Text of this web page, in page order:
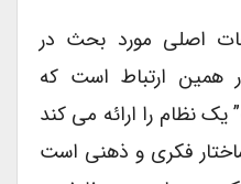
اصلی مورد بحث در
ارتباط است که
نظام را ارائه می کند
فکری و ذهنی است